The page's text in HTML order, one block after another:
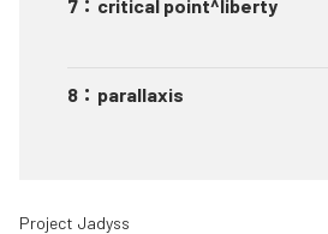
7 ： critical point^liberty
8 ： parallaxis
Project Jadyss